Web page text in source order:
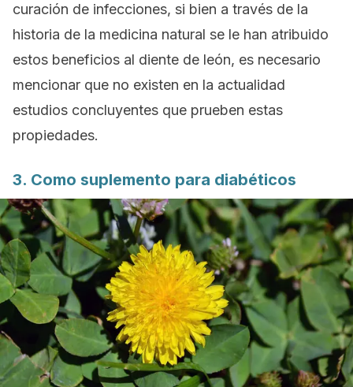
curación de infecciones, si bien a través de la
historia de la medicina natural se le han atribuido
estos beneficios al diente de león, es necesario
mencionar que no existen en la actualidad
estudios concluyentes que prueben estas
propiedades.
3. Como suplemento para diabéticos